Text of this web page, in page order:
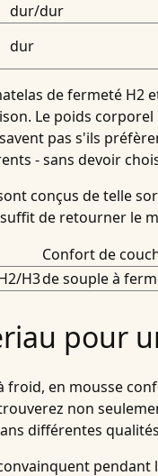
dur/dur
dur
de fermeté H2
Le poids
pas s'ils
- sans devoir
conçus de telle
de retourner le
Confort de
H3de souple à
pour
froid, en mousse
non
différentes